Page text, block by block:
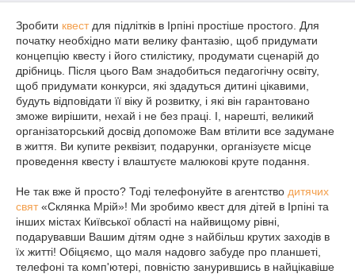
Зробити квестдля підлітків в Ірпіні простіше простого. Для
початку необхідно мати велику фантазію, щоб придумати
концепцію квесту і його стилістику, продумати сценарій до
дрібниць. Після цього Вам знадобиться педагогічну освіту,
щоб придумати конкурси, які здадуться дитині цікавими,
будуть відповідати її віку й розвитку, і які він гарантовано
зможе вирішити, нехай і не без праці. І, нарешті, великий
організаторський досвід допоможе Вам втілити все задумане
в життя. Ви купите реквізит, подарунки, організуєте місце
проведення квесту і влаштуєте малюкові круте подання.
Не так вже й просто? Тоді телефонуйте в агентство дитячих
свят«Склянка Мрій»! Ми зробимо квест для дітей в Ірпіні та
інших містах Київської області на найвищому рівні,
подарувавши Вашим дітям одне з найбільш крутих заходів в
їх житті! Обіцяємо, що маля надовго забуде про планшеті,
телефоні та комп'ютері, повністю занурившись в найцікавіше